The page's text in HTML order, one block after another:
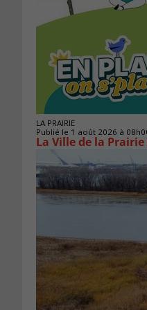
LA PRAIRIE
Publié le 1 août 2026 à
La Ville de la